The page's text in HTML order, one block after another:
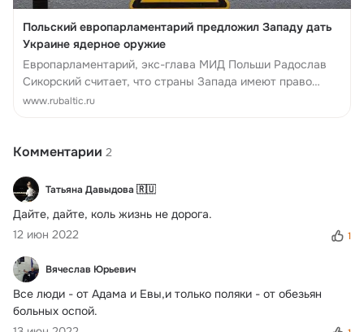
Польский европарламентарий предложил Западу дать
Украине ядерное оружие
Европарламентарий, экс-глава МИД Польши Радослав
Сикорский считает, что страны Запада имеют право
передать Украине ядерное оружие, поскольку Россия, по
www.rubaltic.ru
Комментарии 2
Татьяна Давыдова 🇷🇺
Дайте, дайте, коль жизнь не дорога.
12 июн 2022
1
Вячеслав Юрьевич
Все люди - от Адама и Евы,и только поляки - от обезьян
больных оспой.